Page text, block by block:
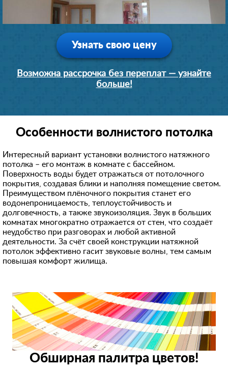
Узнать свою цену
Возможна рассрочка без переплат — узнайте
больше!
Особенности волнистого потолка
Интересный вариант установки волнистого натяжного
потолка – его монтаж в комнате с бассейном.
Поверхность воды будет отражаться от потолочного
покрытия, создавая блики и наполняя помещение светом.
Преимуществом плёночного покрытия станет его
водонепроницаемость, теплоустойчивость и
долговечность, а также звукоизоляция. Звук в больших
комнатах многократно отражается от стен, что создаёт
неудобство при разговорах и любой активной
деятельности. За счёт своей конструкции натяжной
потолок эффективно гасит звуковые волны, тем самым
повышая комфорт жилища.
Обширная палитра цветов!